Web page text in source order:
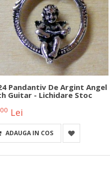
Pandantiv De Argint Angel
Guitar - Lichidare Stoc
00 Lei
ADAUGA IN COS